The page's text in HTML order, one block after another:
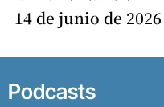
14 de junio de 2026
Podcasts